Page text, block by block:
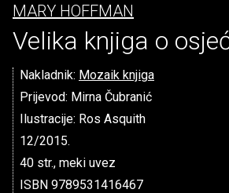
MARY HOFFMAN
Velika knjiga o
Nakladnik: Mozaik knjiga
Prijevod: Mirna Čubranić
Ilustracije: Ros Asquith
12/2015.
40 str., meki uvez
ISBN 9789531416467